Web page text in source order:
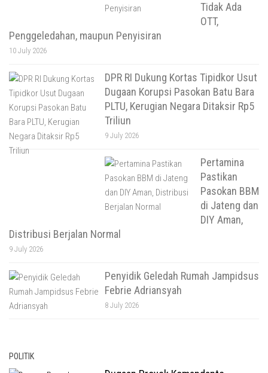
Tidak Ada
OTT,
Penggeledahan, maupun Penyisiran
10 July 2026
DPR RI Dukung Kortas Tipidkor Usut
Dugaan Korupsi Pasokan Batu Bara
PLTU, Kerugian Negara Ditaksir Rp5
Triliun
9 July 2026
Pertamina
Pastikan
Pasokan BBM
di Jateng dan
DIY Aman,
Distribusi Berjalan Normal
9 July 2026
Penyidik Geledah Rumah Jampidsus
Febrie Adriansyah
8 July 2026
POLITIK